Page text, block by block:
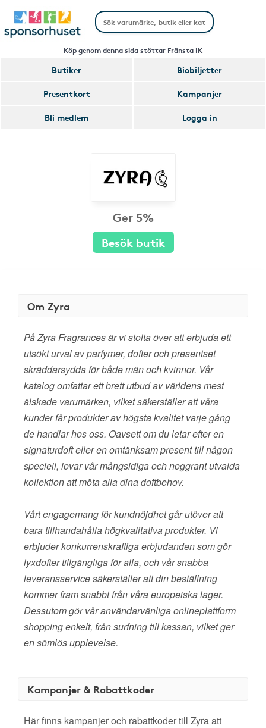
Köp genom denna sida stöttar Fränsta IK
Butiker
Biobiljetter
Presentkort
Kampanjer
Bli medlem
Logga in
Ger 5%
Besök butik
Om Zyra
På Zyra Fragrances är vi stolta över att erbjuda ett
utsökt urval av parfymer, dofter och presentset
skräddarsydda för både män och kvinnor. Vår
katalog omfattar ett brett utbud av världens mest
älskade varumärken, vilket säkerställer att våra
kunder får produkter av högsta kvalitet varje gång
de handlar hos oss. Oavsett om du letar efter en
signaturdoft eller en omtänksam present till någon
speciell, lovar vår mångsidiga och noggrant utvalda
kollektion att möta alla dina doftbehov.
Vårt engagemang för kundnöjdhet går utöver att
bara tillhandahålla högkvalitativa produkter. Vi
erbjuder konkurrenskraftiga erbjudanden som gör
lyxdofter tillgängliga för alla, och vår snabba
leveransservice säkerställer att din beställning
kommer fram snabbt från våra europeiska lager.
Dessutom gör vår användarvänliga onlineplattform
shopping enkelt, från surfning till kassan, vilket ger
en sömlös upplevelse.
Kampanjer & Rabattkoder
Här finns kampanjer och rabattkoder till Zyra att